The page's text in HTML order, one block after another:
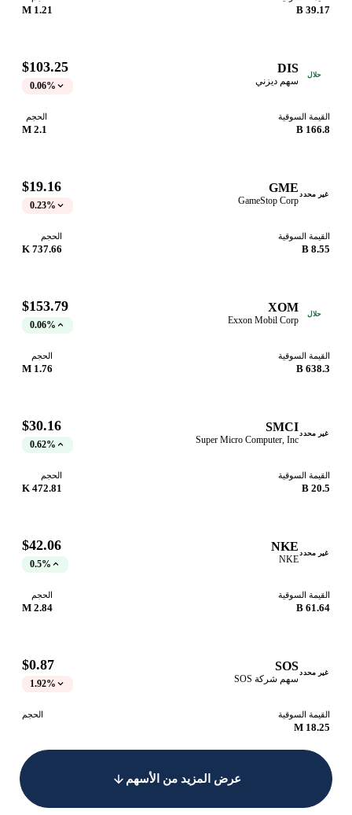
39.17 B
1.21 M
حلال DIS
سهم ديزني
$103.25
0.06%
القيمة السوقية
166.8 B
الحجم
2.1 M
غير محدد GME
GameStop Corp
$19.16
0.23%
القيمة السوقية
8.55 B
الحجم
737.66 K
حلال XOM
Exxon Mobil Corp
$153.79
0.06%
القيمة السوقية
638.3 B
الحجم
1.76 M
غير محدد SMCI
Super Micro Computer, Inc
$30.16
0.62%
القيمة السوقية
20.5 B
الحجم
472.81 K
غير محدد NKE
NKE
$42.06
0.5%
القيمة السوقية
61.64 B
الحجم
2.84 M
غير محدد SOS
سهم شركة SOS
$0.87
1.92%
القيمة السوقية
18.25 M
الحجم
عرض المزيد من الأسهم